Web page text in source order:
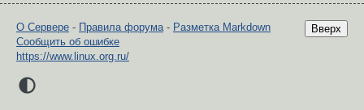
Вверх
О Сервере - Правила форума- Разметка Markdown
Сообщить об ошибке
https://www.linux.org.ru/